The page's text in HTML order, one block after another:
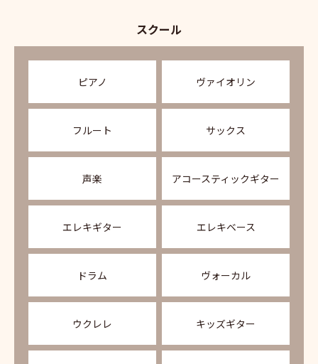
スクール
ピアノ ヴァイオリン
フルート サックス
声楽 アコースティックギター
エレキギター エレキベース
ドラム ヴォーカル
ウクレレ キッズギター